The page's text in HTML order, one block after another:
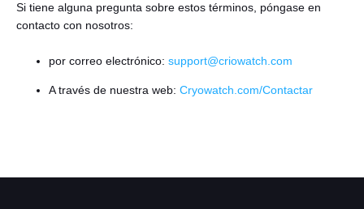
Si tiene alguna pregunta sobre estos términos, póngase en
contacto con nosotros:
por correo electrónico: support@criowatch.com
A través de nuestra web: Cryowatch.com/Contactar